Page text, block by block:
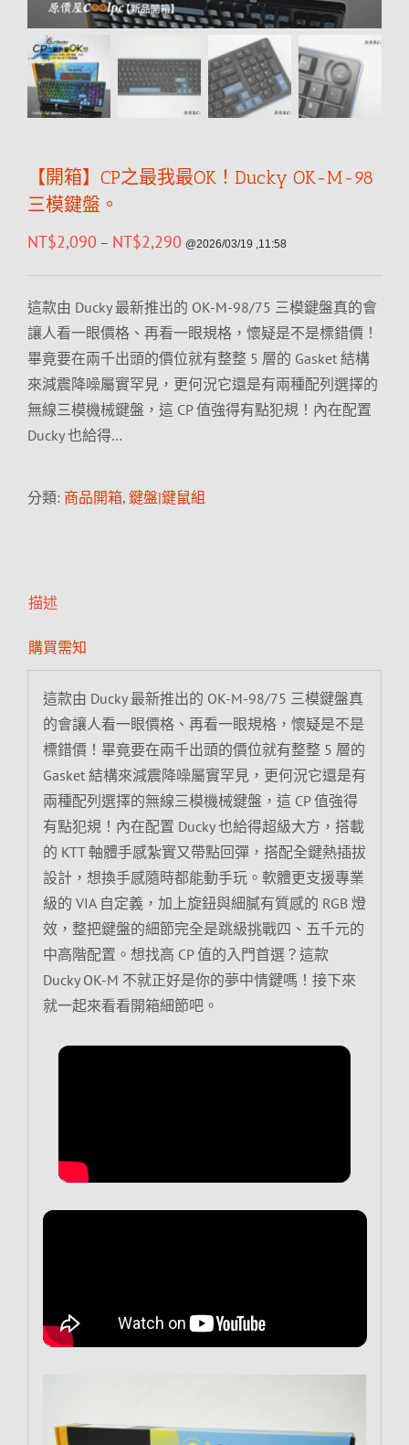
【開箱】CP之最我最OK！Ducky OK-M-98
三模鍵盤。
NT$2,090 – NT$2,290 @2026/03/19 ,11:58
這款由 Ducky 最新推出的 OK-M-98/75 三模鍵盤真的會
讓人看一眼價格、再看一眼規格，懷疑是不是標錯價！
畢竟要在兩千出頭的價位就有整整 5 層的 Gasket 結構
來減震降噪屬實罕見，更何況它還是有兩種配列選擇的
無線三模機械鍵盤，這 CP 值強得有點犯規！內在配置
Ducky 也給得…
分類: 商品開箱, 鍵盤|鍵鼠組
描述
購買需知
這款由 Ducky 最新推出的 OK-M-98/75 三模鍵盤真
的會讓人看一眼價格、再看一眼規格，懷疑是不是
標錯價！畢竟要在兩千出頭的價位就有整整 5 層的
Gasket 結構來減震降噪屬實罕見，更何況它還是有
兩種配列選擇的無線三模機械鍵盤，這 CP 值強得
有點犯規！內在配置 Ducky 也給得超級大方，搭載
的 KTT 軸體手感紮實又帶點回彈，搭配全鍵熱插拔
設計，想換手感隨時都能動手玩。軟體更支援專業
級的 VIA 自定義，加上旋鈕與細膩有質感的 RGB 燈
效，整把鍵盤的細節完全是跳級挑戰四、五千元的
中高階配置。想找高 CP 值的入門首選？這款
Ducky OK-M 不就正好是你的夢中情鍵嗎！接下來
就一起來看看開箱細節吧。